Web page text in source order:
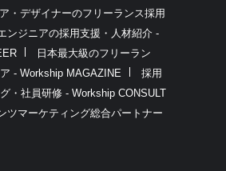
・デザイナーのフリーランス採用
ンジニアの採用支援・人材紹介 -
日本最大級のフリーラン
- Workship MAGAZINE
採用
・社員研修 - Workship CONSULT
ツマーケティング総合パートナー